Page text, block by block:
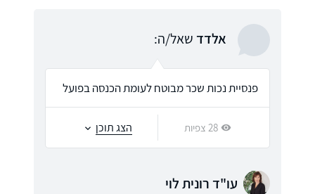
אלדד שאל/ה:
פנסיית נכות שכר מבוטח לעומת הכנסה בפועל
28 צפיות הצג תוכן
עו"ד רונית לוי